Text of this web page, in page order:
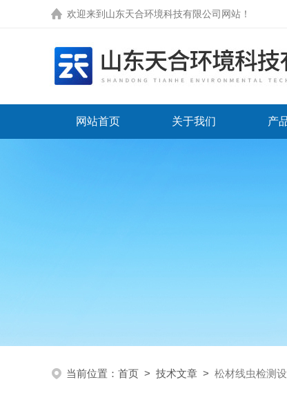
欢迎来到 山东天合环境科技有限公司网站 ！
网站首页 关于我们 产
当前位置： 首页 > 技术文章 > 松材线虫检测